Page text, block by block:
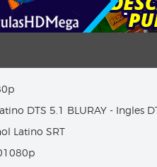
DTS 5.1 BLURAY - Ingles
Latino SRT